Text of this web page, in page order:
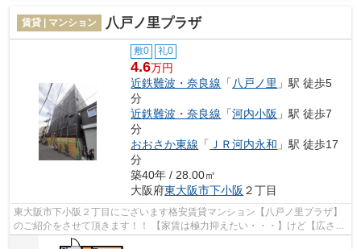
賃貸 | マンション 八戸ノ里プラザ
敷0 礼0
4.6万円
近鉄難波・奈良線 「八戸ノ里 」駅 徒歩5
分
近鉄難波・奈良線 「河内小阪 」駅 徒歩7
分
おおさか東線 「 ＪＲ河内永和 」駅 徒歩17
分
築40年 / 28.00㎡
大阪府東大阪市下小阪 ２丁目
東大阪市下小阪２丁目にございます格安賃貸マンション【八戸ノ里プラザ】
のご紹介をさせて頂きます！！ 【家賃は極力抑えたい・・・】けど【広さも